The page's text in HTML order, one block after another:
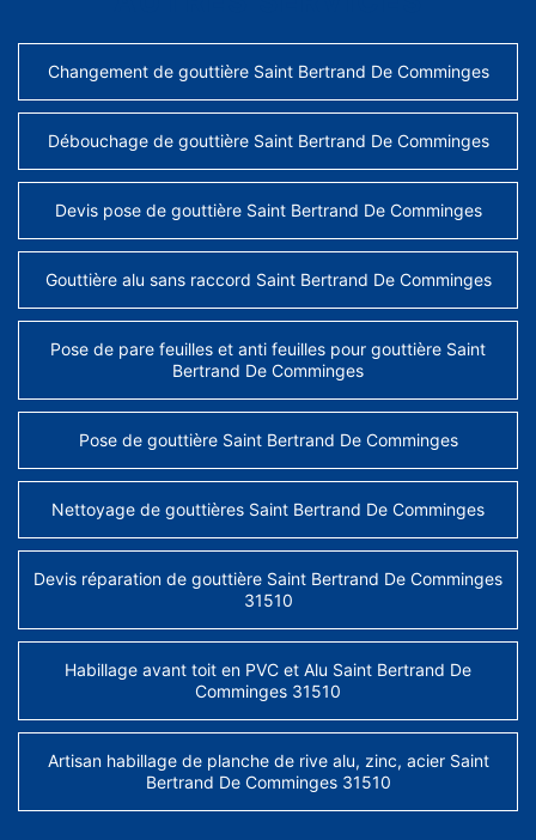
Changement de gouttière Saint Bertrand De Comminges
Débouchage de gouttière Saint Bertrand De Comminges
Devis pose de gouttière Saint Bertrand De Comminges
Gouttière alu sans raccord Saint Bertrand De Comminges
Pose de pare feuilles et anti feuilles pour gouttière Saint
Bertrand De Comminges
Pose de gouttière Saint Bertrand De Comminges
Nettoyage de gouttières Saint Bertrand De Comminges
Devis réparation de gouttière Saint Bertrand De Comminges
31510
Habillage avant toit en PVC et Alu Saint Bertrand De
Comminges 31510
Artisan habillage de planche de rive alu, zinc, acier Saint
Bertrand De Comminges 31510